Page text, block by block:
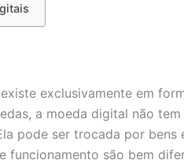
exclusivamente em
a moeda digital não tem
pode ser trocada por bens
funcionamento são bem